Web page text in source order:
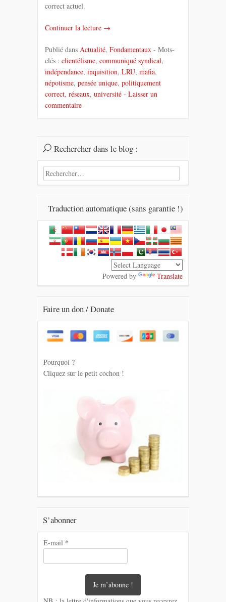
correct actuel.
Continuer la lecture →
Publié dans Actualité, Fondamentaux - Mots-
clés : clientélisme, communiqué syndical,
indépendance, inquisition, LRU, mafia,
népotisme, pensée unique, politiquement
correct, réseaux, université - Laisser un
commentaire
Rechercher dans le blog :
Rechercher :
Traduction automatique (sans garantie !)
Powered by Translate
Faire un don / Donate
Pourquoi ?
Cliquez sur le petit cochon !
S’abonner
E-mail *